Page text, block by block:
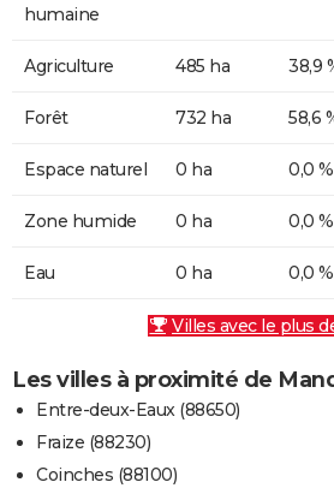
humaine
Agriculture 485 ha 38,9
Forêt 732 ha 58,6
Espace naturel 0 ha 0,0 %
Zone humide 0 ha 0,0 %
Eau 0 ha 0,0 %
Villes avec le plus
Les villes à proximité de
Entre-deux-Eaux (88650)
Fraize (88230)
Coinches (88100)